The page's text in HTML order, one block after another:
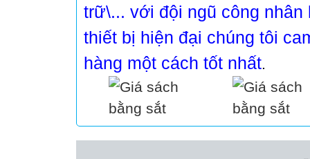
trữ\... với đội ngũ công
thiết bị hiện đại chúng tôi
hàng một cách tốt nhất.